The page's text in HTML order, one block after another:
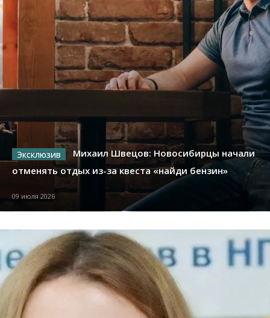
Михаил Швецов: Новосибирцы начали
отменять отдых из-за квеста «найди бензин»
09 июля 2026